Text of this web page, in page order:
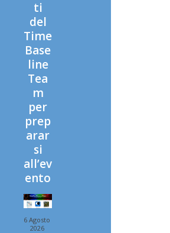
ti
del
Time
Base
line
Tea
m
per
prep
arar
si
all’ev
ento
6 Agosto
2026